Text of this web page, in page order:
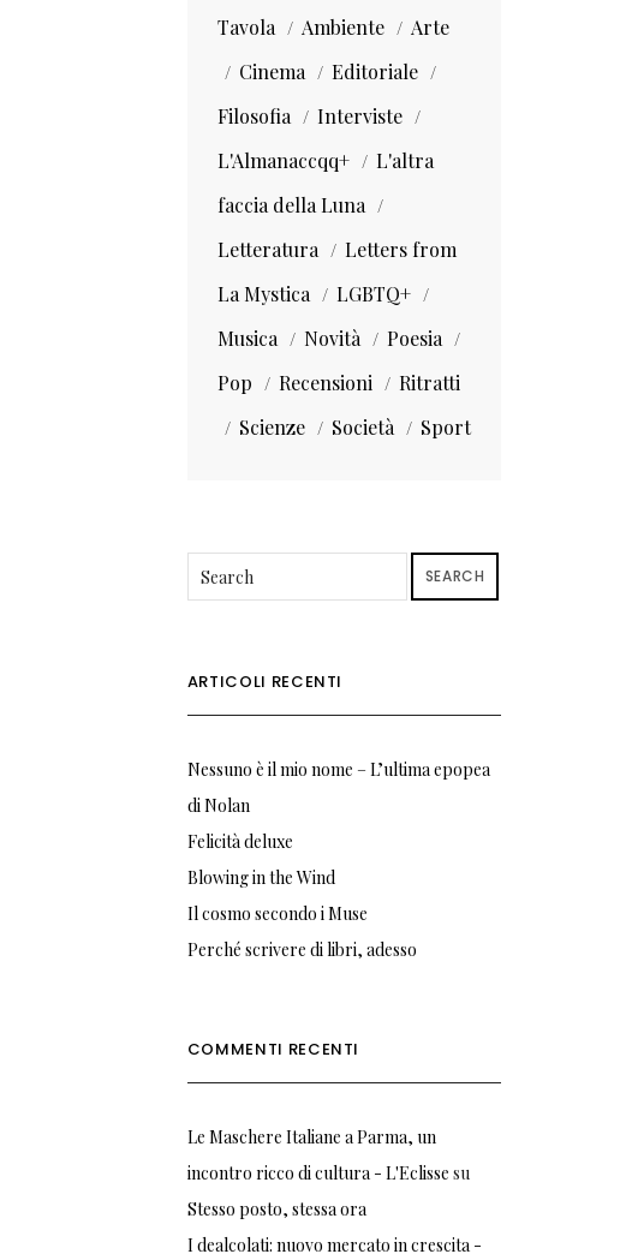
Tavola
Ambiente
Arte
Cinema
Editoriale
Filosofia
Interviste
L'Almanaccqq+
L'altra
faccia della Luna
Letteratura
Letters from
La Mystica
LGBTQ+
Musica
Novità
Poesia
Pop
Recensioni
Ritratti
Scienze
Società Sport
SEARCH
ARTICOLI RECENTI
Nessuno è il mio nome – L’ultima epopea
di Nolan
Felicità deluxe
Blowing in the Wind
Il cosmo secondo i Muse
Perché scrivere di libri, adesso
COMMENTI RECENTI
Le Maschere Italiane a Parma, un
incontro ricco di cultura - L'Eclisse su
Stesso posto, stessa ora
I dealcolati: nuovo mercato in crescita -